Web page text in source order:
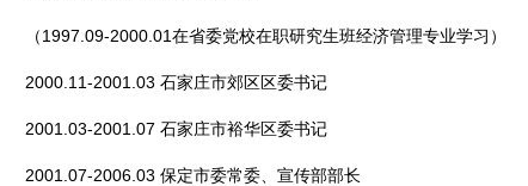
（1997.09-2000.01在省委党校在职研究生班经济管理专业学习）
2000.11-2001.03 石家庄市郊区区委书记
2001.03-2001.07 石家庄市裕华区委书记
2001.07-2006.03 保定市委常委、宣传部部长